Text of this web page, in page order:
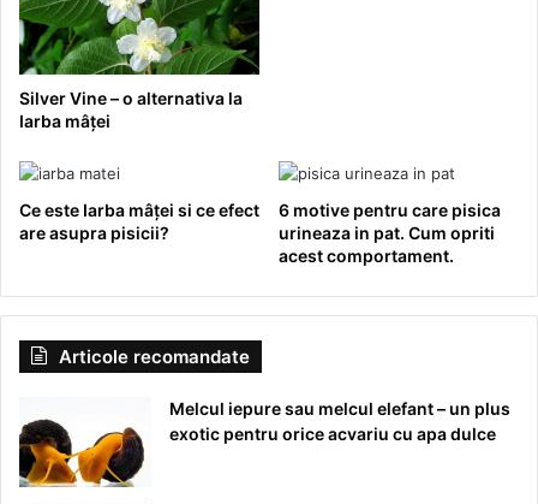
Silver Vine – o alternativa la
Iarba mâței
Ce este Iarba mâței si ce efect
are asupra pisicii?
6 motive pentru care pisica
urineaza in pat. Cum opriti
acest comportament.
Articole recomandate
Melcul iepure sau melcul elefant – un plus
exotic pentru orice acvariu cu apa dulce